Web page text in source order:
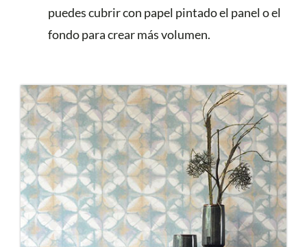
puedes cubrir con papel pintado el panel o el
fondo para crear más volumen.